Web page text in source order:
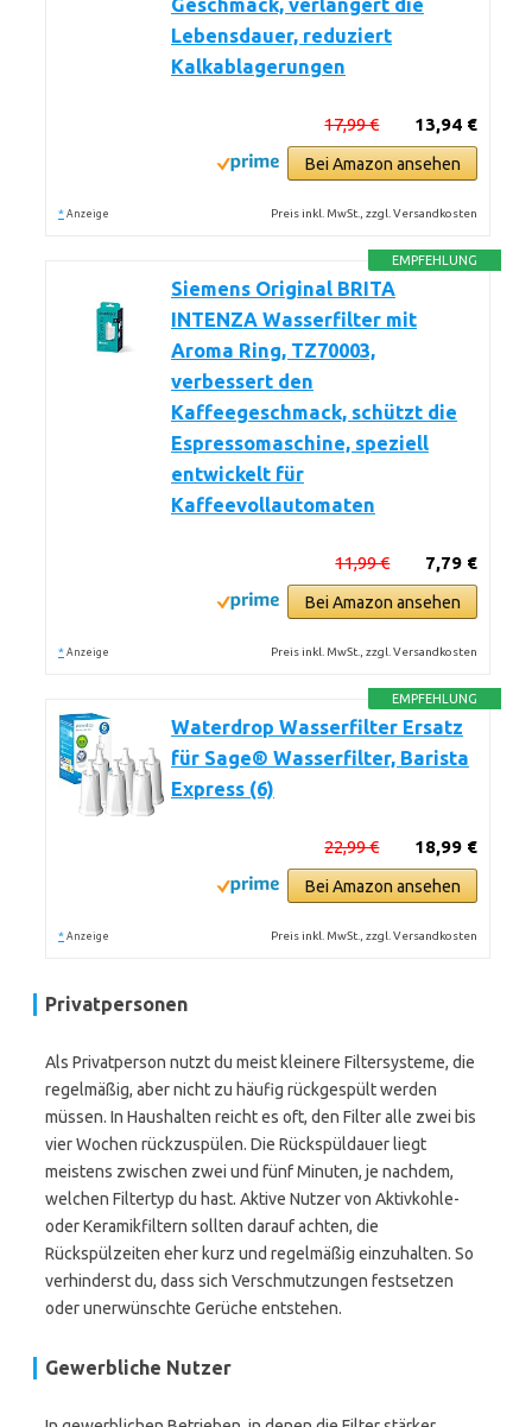
Geschmack, verlängert die
Lebensdauer, reduziert
Kalkablagerungen
13,94 €
17,99 €
Bei Amazon ansehen
* Anzeige Preis inkl. MwSt., zzgl. Versandkosten
EMPFEHLUNG
Siemens Original BRITA
INTENZA Wasserfilter mit
Aroma Ring, TZ70003,
verbessert den
Kaffeegeschmack, schützt die
Espressomaschine, speziell
entwickelt für
Kaffeevollautomaten
7,79 €
11,99 €
Bei Amazon ansehen
* Anzeige Preis inkl. MwSt., zzgl. Versandkosten
EMPFEHLUNG
Waterdrop Wasserfilter Ersatz
für Sage® Wasserfilter, Barista
Express (6)
18,99 €
22,99 €
Bei Amazon ansehen
* Anzeige Preis inkl. MwSt., zzgl. Versandkosten
Privatpersonen
Als Privatperson nutzt du meist kleinere Filtersysteme, die
regelmäßig, aber nicht zu häufig rückgespült werden
müssen. In Haushalten reicht es oft, den Filter alle zwei bis
vier Wochen rückzuspülen. Die Rückspüldauer liegt
meistens zwischen zwei und fünf Minuten, je nachdem,
welchen Filtertyp du hast. Aktive Nutzer von Aktivkohle-
oder Keramikfiltern sollten darauf achten, die
Rückspülzeiten eher kurz und regelmäßig einzuhalten. So
verhinderst du, dass sich Verschmutzungen festsetzen
oder unerwünschte Gerüche entstehen.
Gewerbliche Nutzer